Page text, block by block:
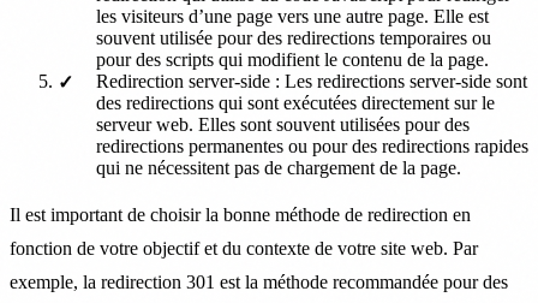
les visiteurs d’une page vers une autre page. Elle est
souvent utilisée pour des redirections temporaires ou
pour des scripts qui modifient le contenu de la page.
Redirection server-side : Les redirections server-side sont
des redirections qui sont exécutées directement sur le
serveur web. Elles sont souvent utilisées pour des
redirections permanentes ou pour des redirections rapides
qui ne nécessitent pas de chargement de la page.
Il est important de choisir la bonne méthode de redirection en
fonction de votre objectif et du contexte de votre site web. Par
exemple, la redirection 301 est la méthode recommandée pour des